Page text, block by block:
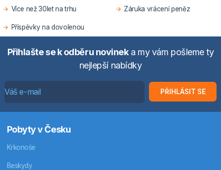
Více než 30let na trhu Záruka vrácení peněz
Příspěvky na dovolenou
Přihlašte se k odběru novineka my vám pošleme ty
nejlepší nabídky
PŘIHLÁSIT SE
Pobyty v Česku
Krkonoše
Beskydy